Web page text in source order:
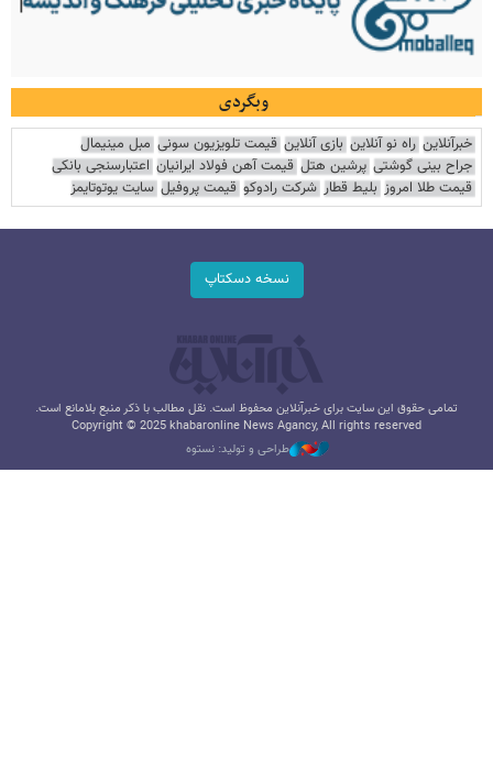
وبگردی
خبرآنلاین راه نو آنلاین بازی آنلاین قیمت تلویزیون سونی مبل مینیمال
جراح بینی گوشتی پرشین هتل قیمت آهن فولاد ایرانیان اعتبارسنجی بانکی
قیمت طلا امروز بلیط قطار شرکت رادوکو قیمت پروفیل سایت یوتوتایمز
نسخه دسکتاپ
تمامی حقوق این سایت برای خبرآنلاین محفوظ است. نقل مطالب با ذکر منبع بلامانع است.
Copyright © 2025 khabaronline News Agancy, All rights reserved
طراحی و تولید: نستوه